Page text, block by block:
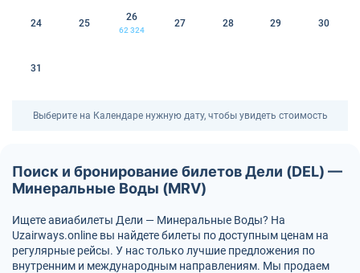
24 25
26
62 324
27 28 29 30
31
Выберите на Календаре нужную дату, чтобы увидеть стоимость
Поиск и бронирование билетов Дели (DEL) —
Минеральные Воды (MRV)
Ищете авиабилеты Дели — Минеральные Воды? На
Uzairways.online вы найдете билеты по доступным ценам на
регулярные рейсы. У нас только лучшие предложения по
внутренним и международным направлениям. Мы продаем